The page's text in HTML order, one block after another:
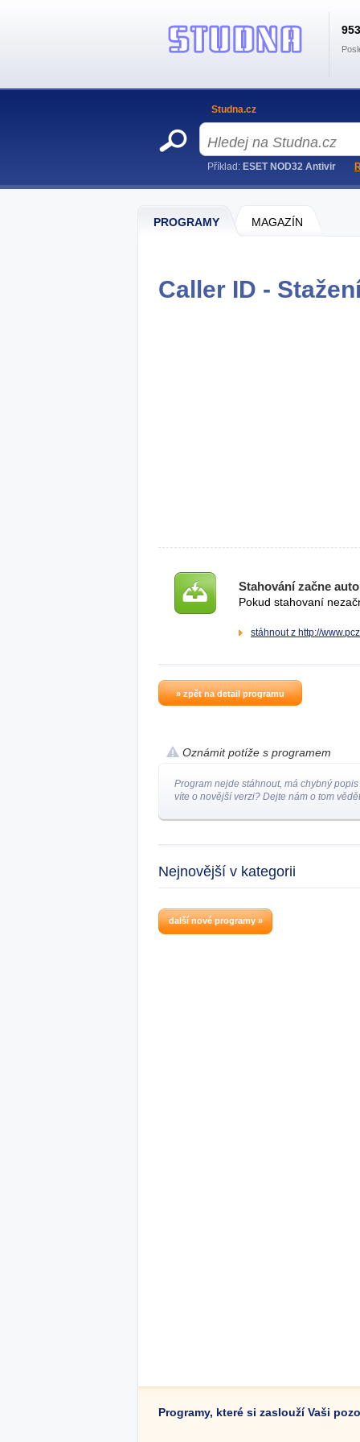
PROGRAMY MAGAZÍN
Caller ID -
Stahování začne
Pokud stahovaní
stáhnout z http://
» zpět na detail programu
Oznámit potíže s programem
Program nejde stáhnout, má chybný
víte o novější verzi? Dejte nám o tom
Nejnovější v kategorii
další nové programy »
Programy, které si zaslouží Vaši
Studna.cz
Příklad: ESET NOD32 Antivir